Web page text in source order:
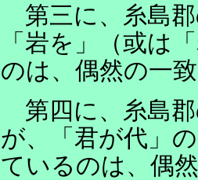
第三に、糸島郡
「岩を」（或は
のは、偶然の一
第四に、糸島郡
が、「君が代」
ているのは、偶